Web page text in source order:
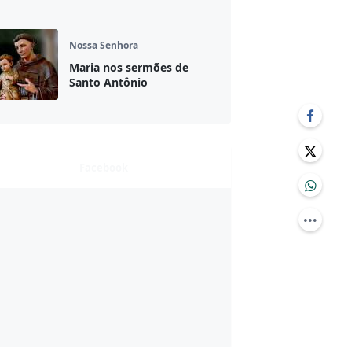
Nossa Senhora
Maria nos sermões de
Santo Antônio